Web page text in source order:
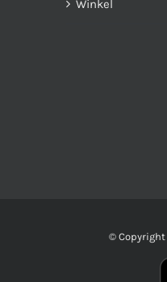
Winkel
© Copyright